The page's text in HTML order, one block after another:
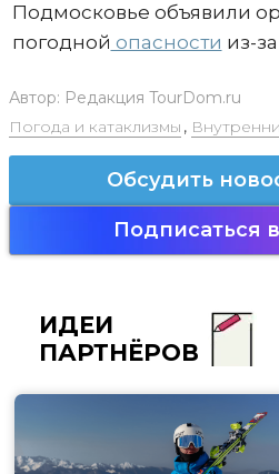
Подмосковье объявили
погодной опасности из-
Автор: Редакция TourDom.ru
Погода и катаклизмы ,
Обсудить
Подписаться
ИДЕИ
ПАРТНЁРОВ